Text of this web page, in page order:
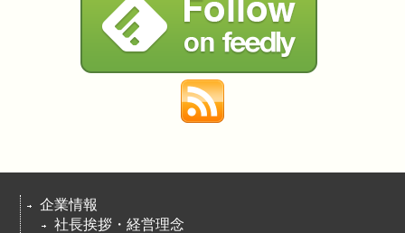
企業情報
社長挨拶・経営理念